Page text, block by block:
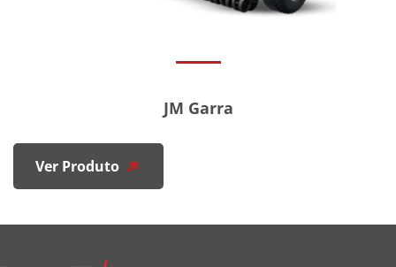
JM Garra
Ver Produto